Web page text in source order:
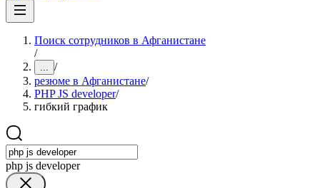
Поиск сотрудников в Афганистане
/
... /
резюме в Афганистане/
PHP JS developer/
гибкий график
php js developer